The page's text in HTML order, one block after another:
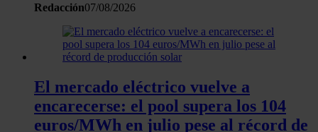
Redacción07/08/2026
El mercado eléctrico vuelve a
encarecerse: el pool supera los 104
euros/MWh en julio pese al récord de